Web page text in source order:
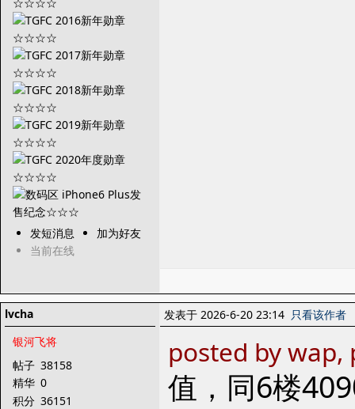
发短消息
加为好友
当前在线
lvcha
银河飞将
帖子 38158
精华 0
积分 36151
发表于 2026-6-20 23:14 只看该作者
posted by
值，同6楼